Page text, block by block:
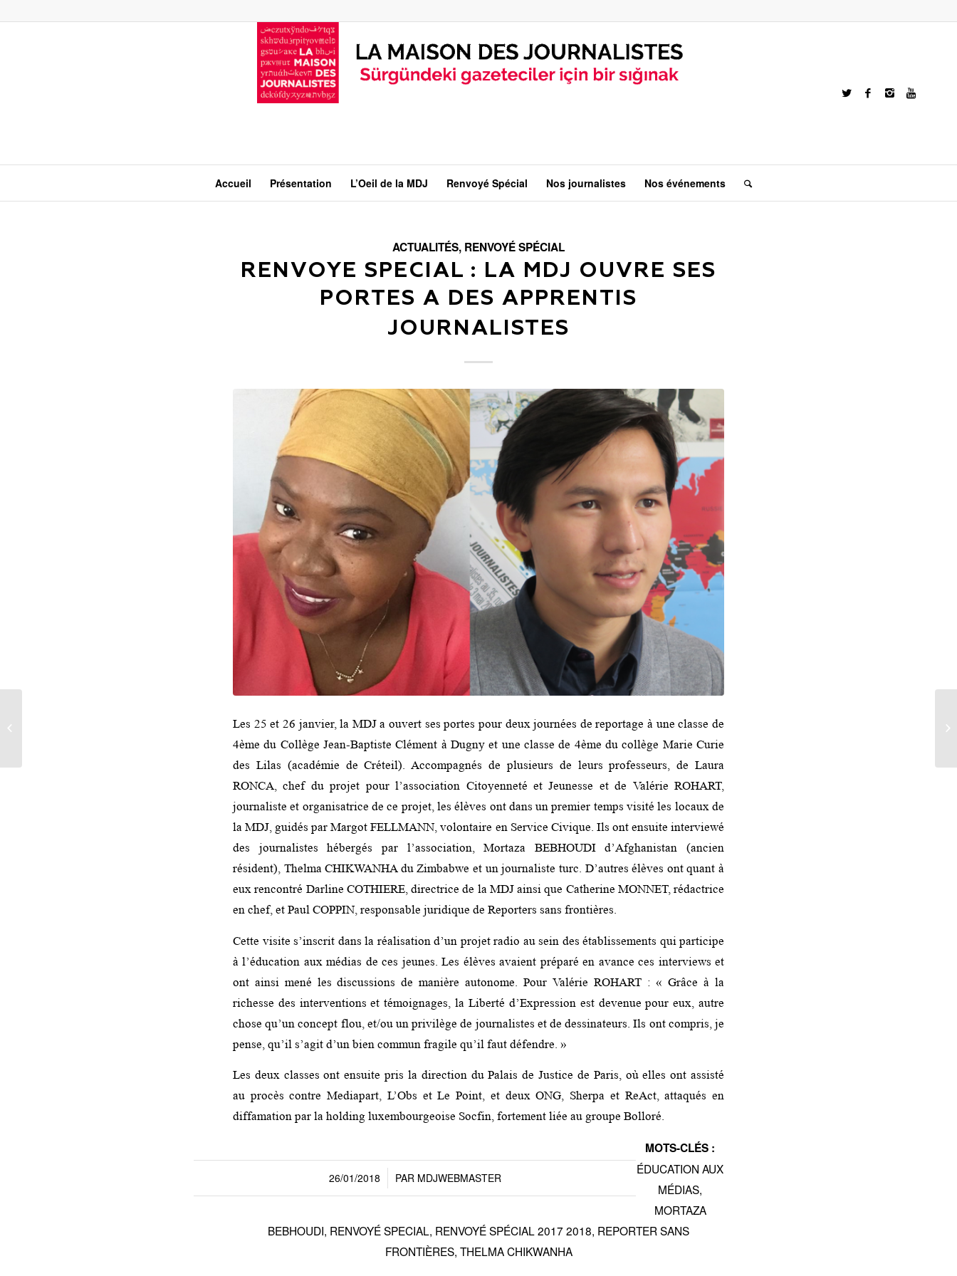
Accueil Présentation L’Oeil de la MDJ Renvoyé Spécial Nos journalistes Nos événements
ACTUALITÉS, RENVOYÉ SPÉCIAL
RENVOYE SPECIAL : LA MDJ OUVRE SES
PORTES A DES APPRENTIS
JOURNALISTES
Les 25 et 26 janvier, la MDJ a ouvert ses portes pour deux journées de reportage à une classe de
4ème du Collège Jean-Baptiste Clément à Dugny et une classe de 4ème du collège Marie Curie
des Lilas (académie de Créteil). Accompagnés de plusieurs de leurs professeurs, de Laura
RONCA, chef du projet pour l’association Citoyenneté et Jeunesse et de Valérie ROHART,
journaliste et organisatrice de ce projet, les élèves ont dans un premier temps visité les locaux de
la MDJ, guidés par Margot FELLMANN, volontaire en Service Civique. Ils ont ensuite interviewé
des journalistes hébergés par l’association, Mortaza BEBHOUDI d’Afghanistan (ancien
résident), Thelma CHIKWANHA du Zimbabwe et un journaliste turc. D’autres élèves ont quant à
eux rencontré Darline COTHIERE, directrice de la MDJ ainsi que Catherine MONNET, rédactrice
en chef, et Paul COPPIN, responsable juridique de Reporters sans frontières.
Cette visite s’inscrit dans la réalisation d’un projet radio au sein des établissements qui participe
à l’éducation aux médias de ces jeunes. Les élèves avaient préparé en avance ces interviews et
ont ainsi mené les discussions de manière autonome. Pour Valérie ROHART : « Grâce à la
richesse des interventions et témoignages, la Liberté d’Expression est devenue pour eux, autre
chose qu’un concept flou, et/ou un privilège de journalistes et de dessinateurs. Ils ont compris, je
pense, qu’il s’agit d’un bien commun fragile qu’il faut défendre. »
Les deux classes ont ensuite pris la direction du Palais de Justice de Paris, où elles ont assisté
au procès contre Mediapart, L’Obs et Le Point, et deux ONG, Sherpa et ReAct, attaqués en
diffamation par la holding luxembourgeoise Socfin, fortement liée au groupe Bolloré.
26/01/2018
/ PAR MDJWEBMASTER
MOTS-CLÉS :
ÉDUCATION AUX
MÉDIAS,
MORTAZA
BEBHOUDI, RENVOYÉ SPECIAL, RENVOYÉ SPÉCIAL 2017 2018, REPORTER SANS
FRONTIÈRES, THELMA CHIKWANHA